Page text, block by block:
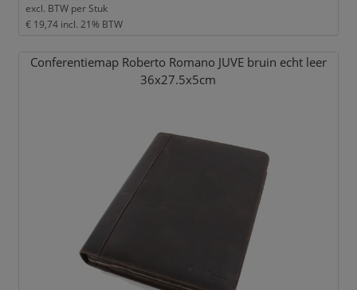
excl. BTW per Stuk
€ 19,74 incl. 21% BTW
Conferentiemap Roberto Romano JUVE bruin echt leer
36x27.5x5cm